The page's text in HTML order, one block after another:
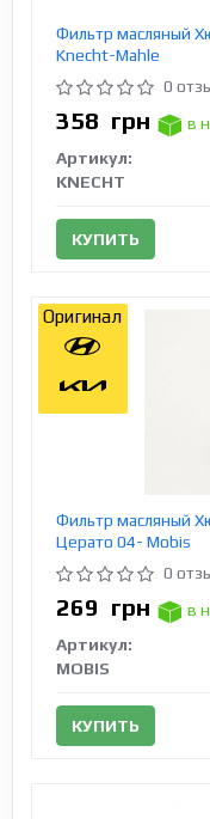
Фильтр масляный
Knecht-Mahle
0
358 грн
в
Артикул:
KNECHT
КУПИТЬ
Фильтр масляный
Церато 04- Mobis
0
269 грн
в
Артикул:
MOBIS
КУПИТЬ
Оригинал